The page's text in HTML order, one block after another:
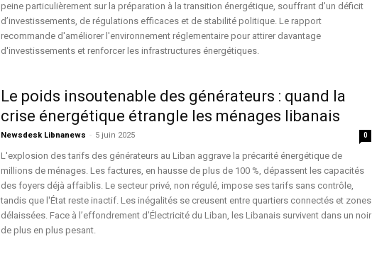
peine particulièrement sur la préparation à la transition énergétique, souffrant d'un déficit
d’investissements, de régulations efficaces et de stabilité politique. Le rapport
recommande d'améliorer l'environnement réglementaire pour attirer davantage
d'investissements et renforcer les infrastructures énergétiques.
Le poids insoutenable des générateurs : quand la
crise énergétique étrangle les ménages libanais
Newsdesk Libnanews - 5 juin 2025 0
L'explosion des tarifs des générateurs au Liban aggrave la précarité énergétique de
millions de ménages. Les factures, en hausse de plus de 100 %, dépassent les capacités
des foyers déjà affaiblis. Le secteur privé, non régulé, impose ses tarifs sans contrôle,
tandis que l'État reste inactif. Les inégalités se creusent entre quartiers connectés et zones
délaissées. Face à l’effondrement d’Électricité du Liban, les Libanais survivent dans un noir
de plus en plus pesant.